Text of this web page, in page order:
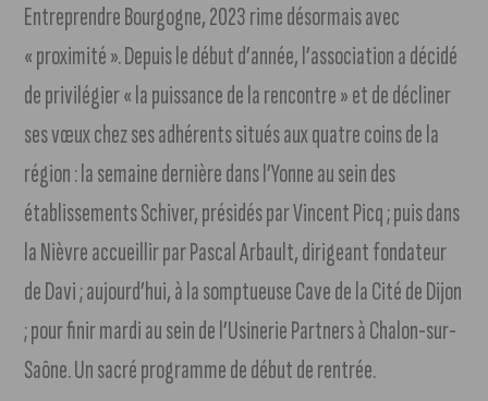
Entreprendre Bourgogne, 2023 rime désormais avec
« proximité ». Depuis le début d’année, l’association a décidé
de privilégier « la puissance de la rencontre » et de décliner
ses vœux chez ses adhérents situés aux quatre coins de la
région : la semaine dernière dans l’Yonne au sein des
établissements Schiver, présidés par Vincent Picq ; puis dans
la Nièvre accueillir par Pascal Arbault, dirigeant fondateur
de Davi ; aujourd’hui, à la somptueuse Cave de la Cité de Dijon
; pour finir mardi au sein de l’Usinerie Partners à Chalon-sur-
Saône. Un sacré programme de début de rentrée.